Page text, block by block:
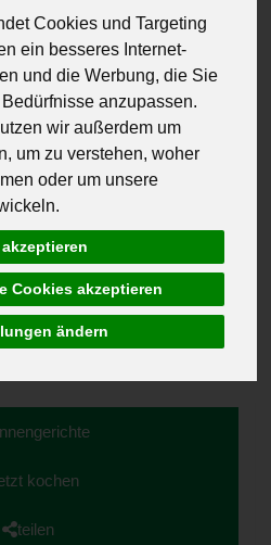
Cookies und Targeting
ein besseres Internet-
und die Werbung, die Sie
anzupassen.
wir außerdem um
um zu verstehen, woher
oder um unsere
Cookies akzeptieren
ändern
kochen
teilen